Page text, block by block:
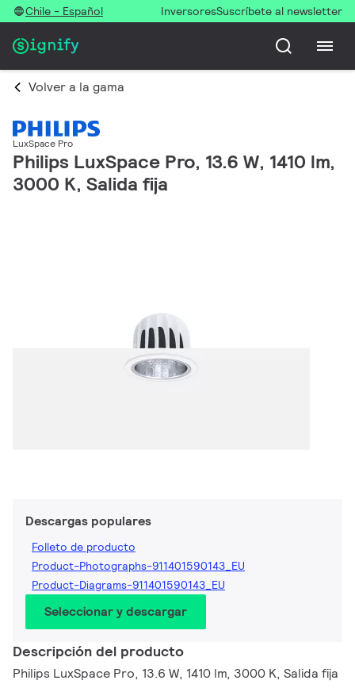
Chile - Español InversoresSuscríbete al newsletter
Volver a la gama
LuxSpace Pro
Philips LuxSpace Pro, 13.6 W, 1410 lm,
3000 K, Salida fija
Descargas populares
Folleto de producto
Product-Photographs-911401590143_EU
Product-Diagrams-911401590143_EU
Seleccionar y descargar
Descripción del producto
Philips LuxSpace Pro, 13.6 W, 1410 lm, 3000 K, Salida fija